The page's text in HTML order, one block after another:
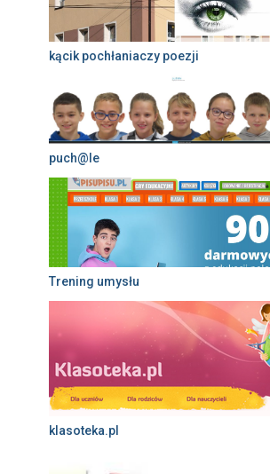
kącik pochłaniaczy poezji
puch@le
Trening umysłu
klasoteka.pl